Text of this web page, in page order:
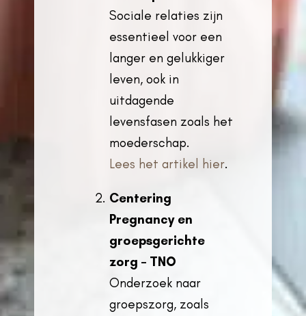
Sociale relaties zijn
essentieel voor een
langer en gelukkiger
leven, ook in
uitdagende
levensfasen zoals het
moederschap.
Lees het artikel hier.
Centering
Pregnancy en
groepsgerichte
zorg – TNO
Onderzoek naar
groepszorg, zoals